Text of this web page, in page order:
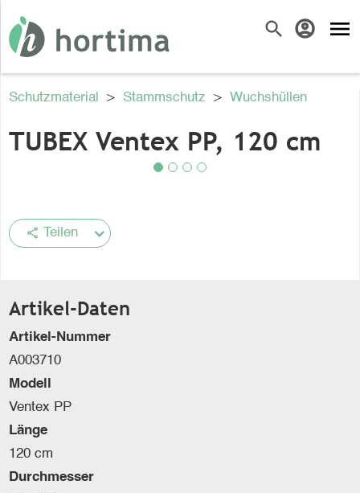
search account_circle menu
Schutzmaterial > Stammschutz > Wuchshüllen
TUBEX Ventex PP, 120 cm
share Teilen
Artikel-Daten
Artikel-Nummer
A003710
Modell
Ventex PP
Länge
120 cm
Durchmesser